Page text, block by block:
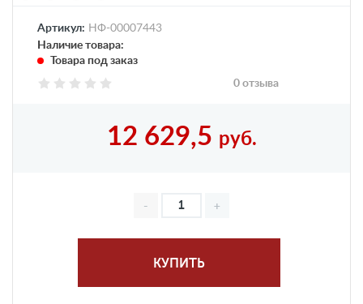
Артикул: НФ-00007443
Наличие товара:
Товара под заказ
0 отзыва
12 629,5 руб.
КУПИТЬ